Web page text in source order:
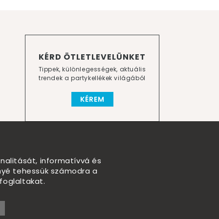
KÉRD ÖTLETLEVELÜNKET
Tippek, különlegességek, aktuális
trendek a partykellékek világából
KÉREM
informatívvá és
tehessük számodra a
foglaltakat.